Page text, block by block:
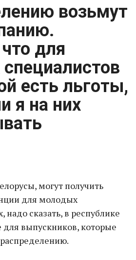
возьмут
для
есть льготы,
я на них
могут получить
для молодых
надо сказать, в республике
выпускников, которые